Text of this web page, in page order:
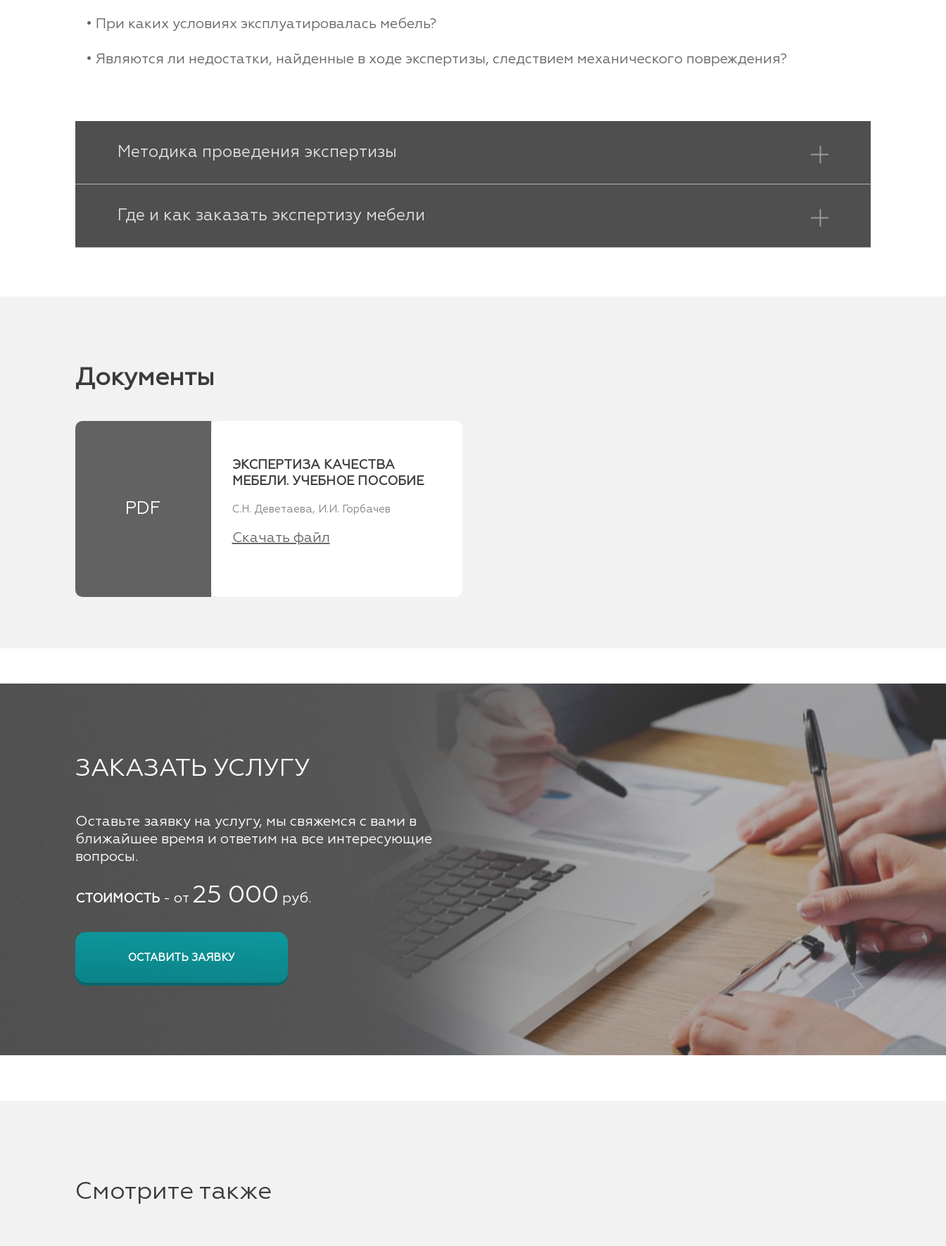
• При каких условиях эксплуатировалась мебель?
• Являются ли недостатки, найденные в ходе экспертизы, следствием механического повреждения?
Методика проведения экспертизы
Где и как заказать экспертизу мебели
Документы
PDF
ЭКСПЕРТИЗА КАЧЕСТВА
МЕБЕЛИ. УЧЕБНОЕ ПОСОБИЕ
С.Н. Деветаева, И.И. Горбачев
Скачать файл
ЗАКАЗАТЬ УСЛУГУ
Оставьте заявку на услугу, мы свяжемся с вами в
ближайшее время и ответим на все интересующие
вопросы.
СТОИМОСТЬ - от 25 000 руб.
ОСТАВИТЬ ЗАЯВКУ
Смотрите также